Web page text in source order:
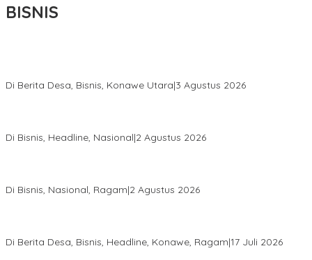
BISNIS
Di Berita Desa, Bisnis, Konawe Utara|3 Agustus 2026
Di Bisnis, Headline, Nasional|2 Agustus 2026
Di Bisnis, Nasional, Ragam|2 Agustus 2026
Di Berita Desa, Bisnis, Headline, Konawe, Ragam|17 Juli 2026